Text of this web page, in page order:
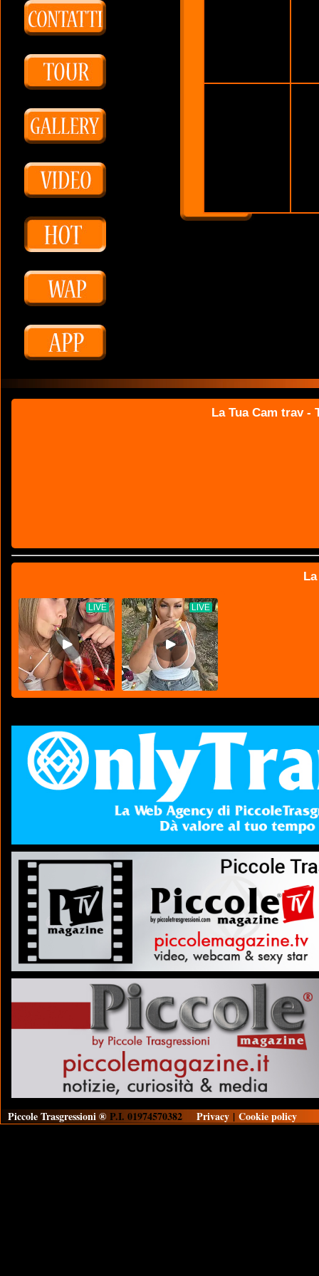
La Tua Cam trav -
Piccole Trasgressioni ® P.I. 01974570382 Privacy | Cookie policy